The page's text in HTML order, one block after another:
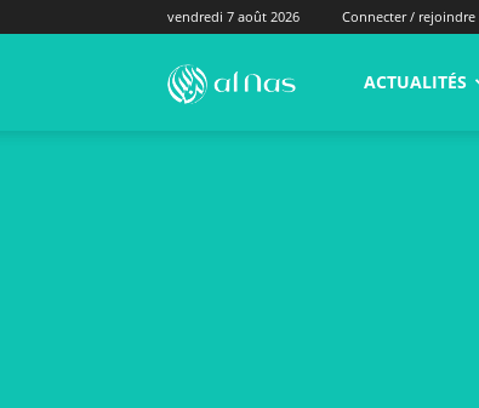
vendredi 7 août 2026 Connecter / rejoindre
alNas.fr ACTUALITÉS